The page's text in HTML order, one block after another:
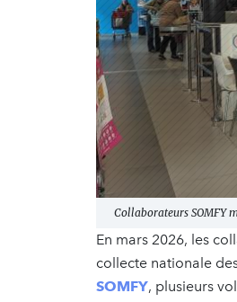
Collaborateurs SOMFY
En mars 2026, les
collecte nationale
SOMFY, plusieurs